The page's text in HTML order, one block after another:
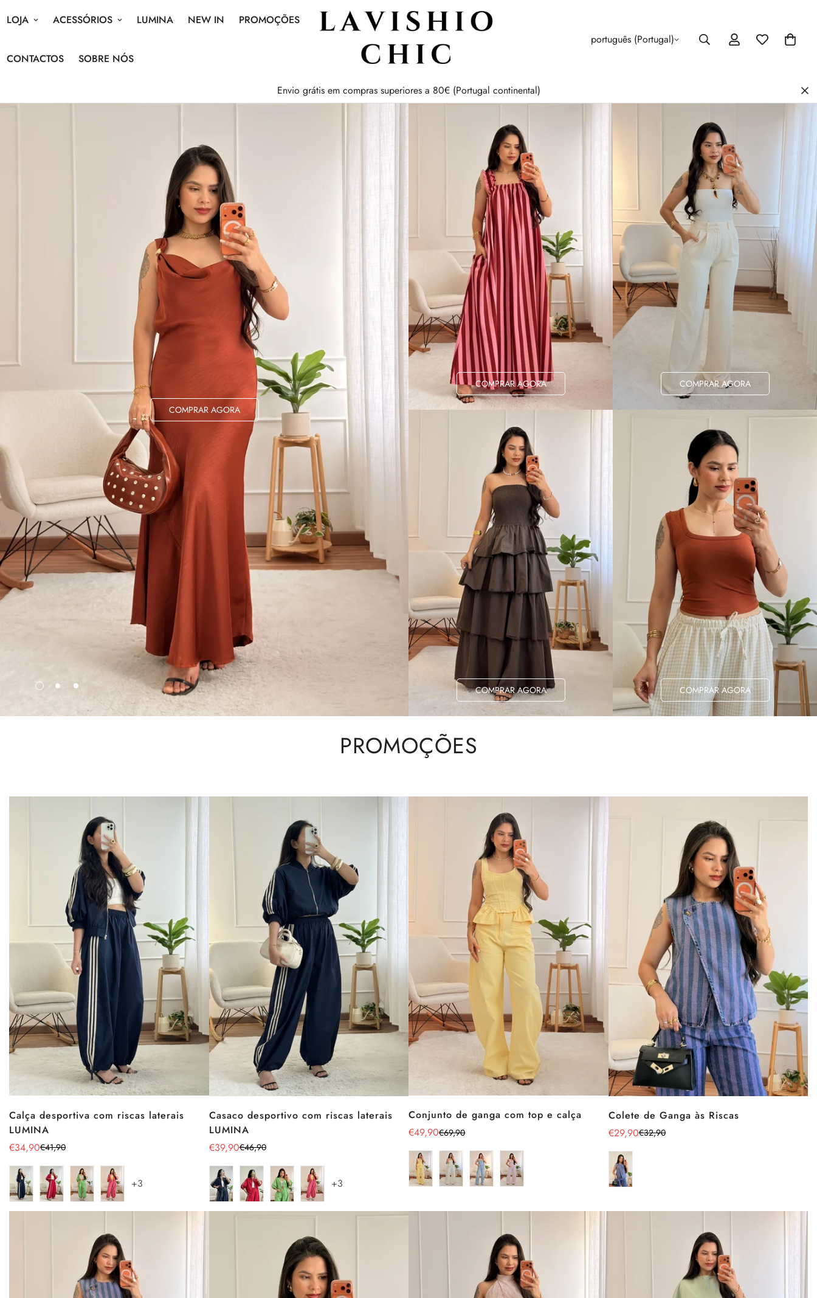
LOJA ACESSÓRIOS LUMINA NEW IN PROMOÇÕES
CONTACTOS SOBRE NÓS
português (Portugal)
Envio grátis em compras superiores a 80€ (Portugal continental)
COMPRAR AGORA
COMPRAR AGORA COMPRAR AGORA
COMPRAR AGORA COMPRAR AGORA
PROMOÇÕES
Calça desportiva com riscas laterais
LUMINA
Preço
de
venda
€34,90
Preço
regular
€41,90
+3
Casaco desportivo com riscas laterais
LUMINA
Preço
de
venda
€39,90
Preço
regular
€46,90
+3
Conjunto de ganga com top e calça
Preço
de
venda
€49,90
Preço
regular
€69,90
Colete de Ganga às Riscas
Preço
de
venda
€29,90
Preço
regular
€32,90